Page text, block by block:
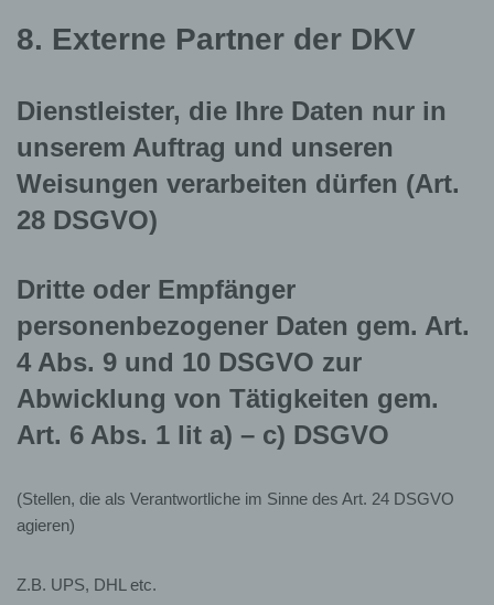
8. Externe Partner der DKV
Dienstleister, die Ihre Daten nur in
unserem Auftrag und unseren
Weisungen verarbeiten dürfen (Art.
28 DSGVO)
Dritte oder Empfänger
personenbezogener Daten gem. Art.
4 Abs. 9 und 10 DSGVO zur
Abwicklung von Tätigkeiten gem.
Art. 6 Abs. 1 lit a) – c) DSGVO
(Stellen, die als Verantwortliche im Sinne des Art. 24 DSGVO
agieren)
Z.B. UPS, DHL etc.
Daten im Rahmen des berechtigten Interesses
andere Dienstleister
Rechtsberater, Gerichte, Anbieter von Versicherungs-
und Vorsorgeleistungen oder Geschäftspartnern, die im
Rahmen der Vereinstätigkeit aktiv werden,
IT-Dienstleister, Lettershop Betreiber etc.
3. Speicherfristen
Soweit bei der Erhebung keine ausdrückliche
Speicherdauer angegeben wird, werden Ihre
nicht mehr zur Erfüllung des Zweckes der
Speicherung erforderlich sind und keine